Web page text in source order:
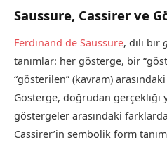
Saussure, Cassirer ve
Ferdinand de Saussure, dili bir
tanımlar: her gösterge, bir
“gösterilen” (kavram)
Gösterge, doğrudan gerçekliği
göstergeler arasındaki
Cassirer’in sembolik form